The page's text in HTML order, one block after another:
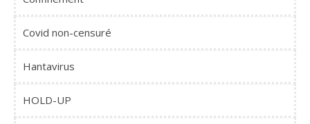
Covid non-censuré
Hantavirus
HOLD-UP